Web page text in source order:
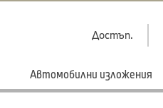
Достъп.
Автомобилни изложения